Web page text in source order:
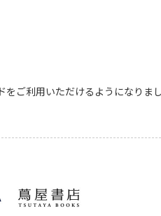
をご利用いただけるようになりま